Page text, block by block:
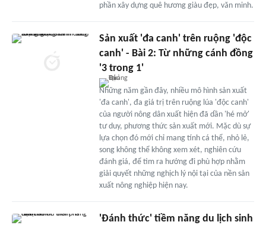
phần xây dựng quê hương giàu đẹp, văn minh.
Sản xuất 'đa canh' trên ruộng 'độc
canh' - Bài 2: Từ những cánh đồng
'3 trong 1'
Những năm gần đây, nhiều mô hình sản xuất
'đa canh', đa giá trị trên ruộng lúa 'độc canh'
của người nông dân xuất hiện đã dần 'hé mở'
tư duy, phương thức sản xuất mới. Mặc dù sự
lựa chọn đó mới chỉ mang tính cá thể, nhỏ lẻ,
song không thể không xem xét, nghiên cứu
đánh giá, để tìm ra hướng đi phù hợp nhằm
giải quyết những nghịch lý nội tại của nền sản
xuất nông nghiệp hiện nay.
'Đánh thức' tiềm năng du lịch sinh